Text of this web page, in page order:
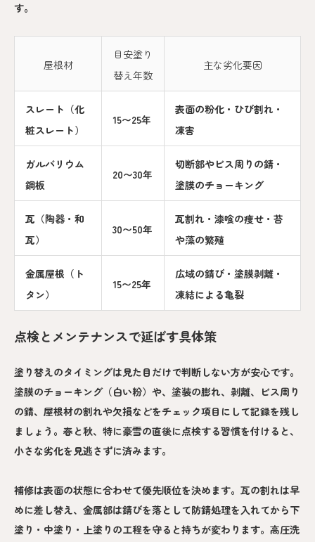
す。
屋根材
目安塗り
替え年数
主な劣化要因
スレート（化
粧スレート）
15〜25年
表面の粉化・ひび割れ・
凍害
ガルバリウム
鋼板
20〜30年
切断部やビス周りの錆・
塗膜のチョーキング
瓦（陶器・和
瓦）
30〜50年
瓦割れ・漆喰の痩せ・苔
や藻の繁殖
金属屋根（ト
タン）
15〜25年
広域の錆び・塗膜剥離・
凍結による亀裂
点検とメンテナンスで延ばす具体策
塗り替えのタイミングは見た目だけで判断しない方が安心です。
塗膜のチョーキング（白い粉）や、塗装の膨れ、剥離、ビス周り
の錆、屋根材の割れや欠損などをチェック項目にして記録を残し
ましょう。春と秋、特に豪雪の直後に点検する習慣を付けると、
小さな劣化を見逃さずに済みます。
補修は表面の状態に合わせて優先順位を決めます。瓦の割れは早
めに差し替え、金属部は錆びを落として防錆処理を入れてから下
塗り・中塗り・上塗りの工程を守ると持ちが変わります。高圧洗